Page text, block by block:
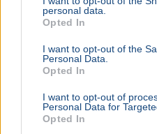
personal data.
Opted In
I want to opt-out of the
Personal Data.
Opted In
I want to opt-out of
Personal Data for
Opted In
egy férfit Donald Trump
látogatása előtt.
KÜLFÖLD 2026. augusztus 4.
157 embert mentett